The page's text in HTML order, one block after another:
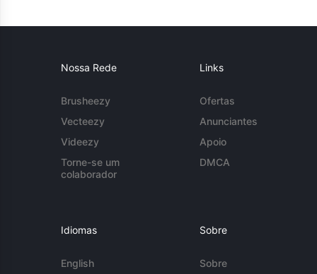
Nossa Rede
Brusheezy
Vecteezy
Videezy
Torne-se um
colaborador
Links
Ofertas
Anunciantes
Apoio
DMCA
Idiomas
English
Sobre
Sobre